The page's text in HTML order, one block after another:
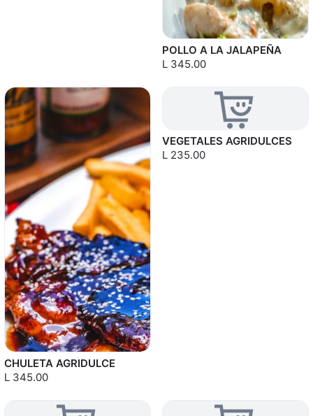
POLLO A LA JALAPEÑA
L 345.00
CHULETA AGRIDULCE
L 345.00
VEGETALES AGRIDULCES
L 235.00